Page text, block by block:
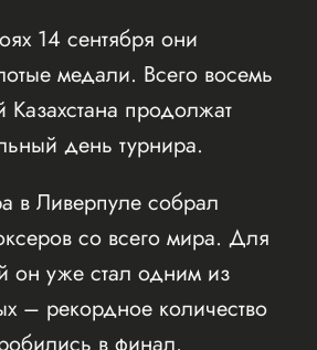
14 сентября они
медали. Всего восемь
Казахстана продолжат
день турнира.
в Ливерпуле собрал
со всего мира. Для
он уже стал одним из
– рекордное количество